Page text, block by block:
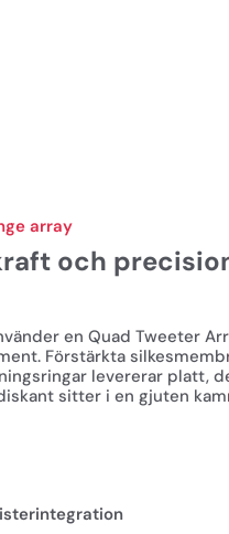
array
och
en Quad Tweeter
Förstärkta
levererar platt,
sitter i en gjuten